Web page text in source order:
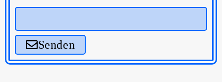
Senden